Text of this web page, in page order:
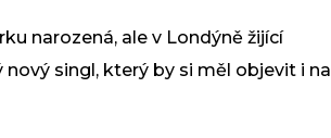
narozená, ale v Londýně žijící
singl, který by si měl objevit i na